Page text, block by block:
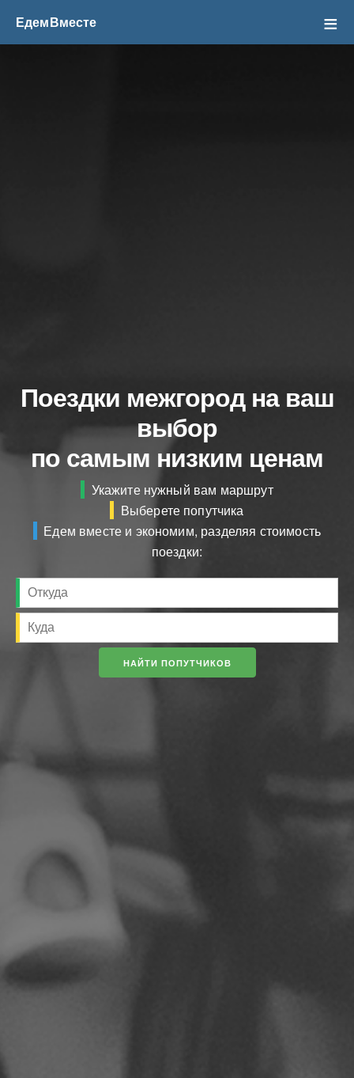
ЕдемВместе
Поездки межгород на ваш
выбор
по самым низким ценам
Укажите нужный вам маршрут
Выберете попутчика
Едем вместе и экономим, разделяя стоимость
поездки: